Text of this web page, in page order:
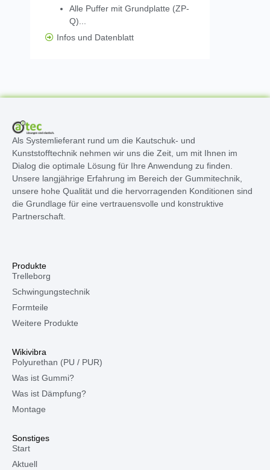
Alle Puffer mit Grundplatte (ZP-
Q)...
Infos und Datenblatt
Als Systemlieferant rund um die Kautschuk- und
Kunststofftechnik nehmen wir uns die Zeit, um mit Ihnen im
Dialog die optimale Lösung für Ihre Anwendung zu finden.
Unsere langjährige Erfahrung im Bereich der Gummitechnik,
unsere hohe Qualität und die hervorragenden Konditionen sind
die Grundlage für eine vertrauensvolle und konstruktive
Partnerschaft.
Produkte
Trelleborg
Schwingungstechnik
Formteile
Weitere Produkte
Wikivibra
Polyurethan (PU / PUR)
Was ist Gummi?
Was ist Dämpfung?
Montage
Sonstiges
Start
Aktuell